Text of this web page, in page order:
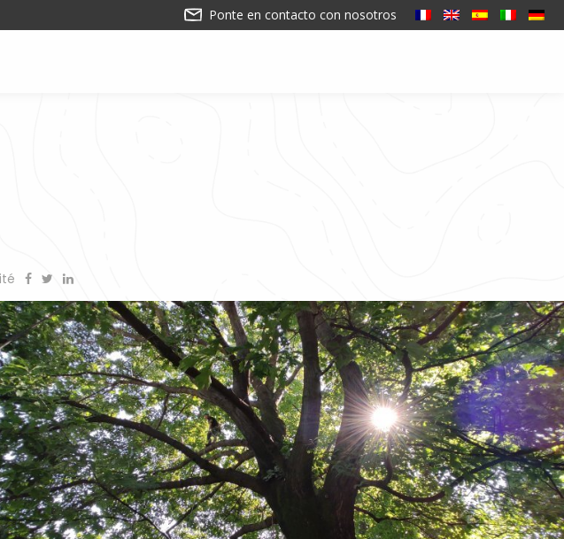
Ponte en contacto con nosotros